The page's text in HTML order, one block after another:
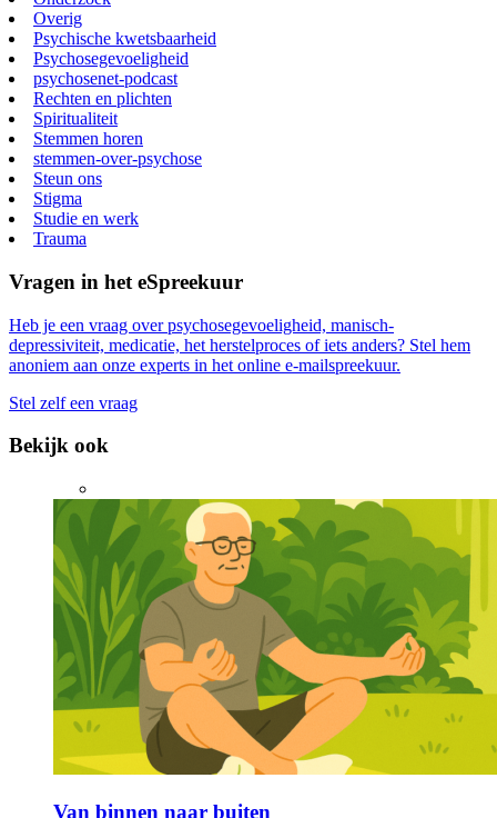
Overig
Psychische kwetsbaarheid
Psychosegevoeligheid
psychosenet-podcast
Rechten en plichten
Spiritualiteit
Stemmen horen
stemmen-over-psychose
Steun ons
Stigma
Studie en werk
Trauma
Vragen in het eSpreekuur
Heb je een vraag over psychosegevoeligheid, manisch-
depressiviteit, medicatie, het herstelproces of iets anders? Stel hem
anoniem aan onze experts in het online e-mailspreekuur.
Stel zelf een vraag
Bekijk ook
Van binnen naar buiten